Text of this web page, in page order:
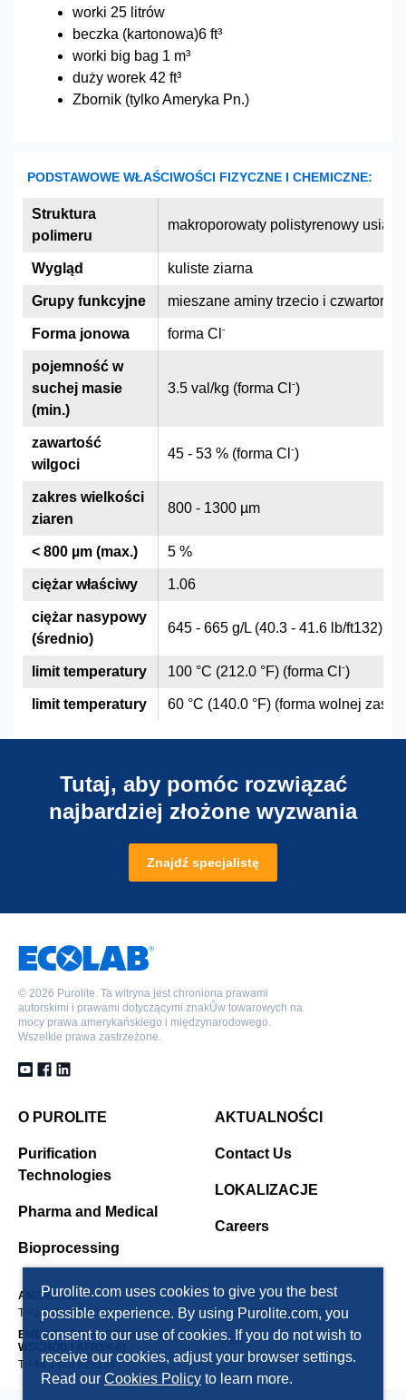
worki 25 litrów
beczka (kartonowa)6 ft³
worki big bag 1 m³
duży worek 42 ft³
Zbornik (tylko Ameryka Pn.)
PODSTAWOWE WŁAŚCIWOŚCI FIZYCZNE I CHEMICZNE:
makroporowaty polistyrenowy
kuliste ziarna
mieszane aminy trzecio i
forma Cl -
3.5 val/kg (forma Cl -)
45 - 53 % (forma Cl -)
800 - 1300 µm
5 %
1.06
645 - 665 g/L (40.3 - 41.6 lb/ft132)
100 °C (212.0 °F) (forma Cl -)
60 °C (140.0 °F) (forma wolnej
Struktura
polimeru
Wygląd
Grupy funkcyjne
Forma jonowa
pojemność w
suchej masie
(min.)
zawartość
wilgoci
zakres wielkości
ziaren
< 800 µm (max.)
ciężar właściwy
ciężar nasypowy
(średnio)
limit temperatury
limit temperatury
Purolite.com uses cookies to give you the best
possible experience. By using Purolite.com, you
consent to our use of cookies. If you do not wish to
receive our cookies, adjust your browser settings.
Read our Cookies Policy to learn more.
Tutaj, aby pomóc rozwiązać
najbardziej złożone wyzwania
Znajdź specjalistę
© 2026 Purolite. Ta witryna jest chroniona prawami
autorskimi i prawami dotyczącymi znakÛw towarowych na
mocy prawa amerykańskiego i międzynarodowego.
Wszelkie prawa zastrzeżone.
O PUROLITE
Purification
Technologies
Pharma and Medical
Bioprocessing
AKTUALNOŚCI
Contact Us
LOKALIZACJE
Careers
AMERICAS
T +1 610 668 9090
ASIA PACIFIC
T +86 571 876 31382
EMEA(EUROPA, ŚRODKOWY
WSCHÓD I AFRYKA)
T +44 1443 229334
FSU
T +7 495 363 5056